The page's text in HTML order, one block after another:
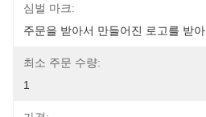
심벌 마크:
주문을 받아서 만들어진 로고를 받
최소 주문 수량:
1